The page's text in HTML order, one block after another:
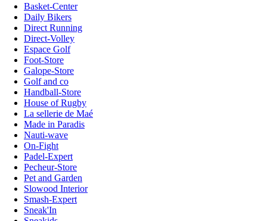
Basket-Center
Daily Bikers
Direct Running
Direct-Volley
Espace Golf
Foot-Store
Galope-Store
Golf and co
Handball-Store
House of Rugby
La sellerie de Maé
Made in Paradis
Nauti-wave
On-Fight
Padel-Expert
Pecheur-Store
Pet and Garden
Slowood Interior
Smash-Expert
Sneak'In